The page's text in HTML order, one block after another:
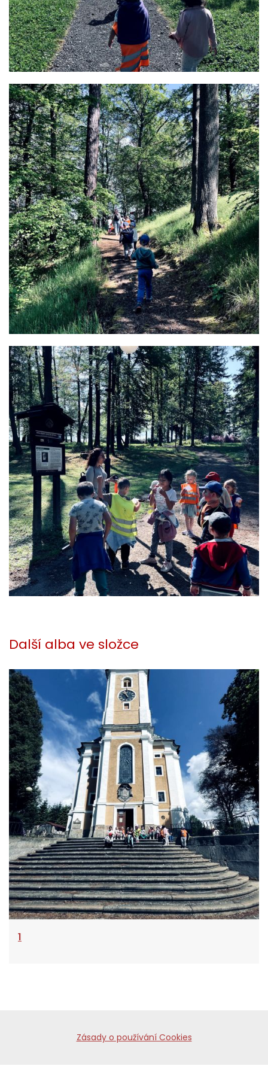
Další alba ve složce
1
Zásady o používání Cookies